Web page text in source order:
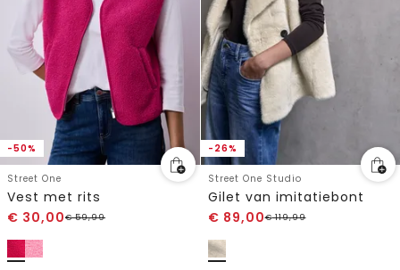
-50%
Street One
Vest met rits
€ 30,00€59,99
-26%
Street One Studio
Gilet van imitatiebont
€ 89,00€119,99